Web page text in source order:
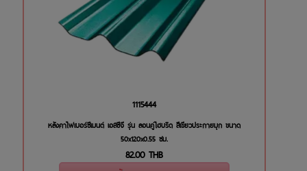
1115444
หลังคาไฟเบอร์ซีเมนต์ เอสซีจี รุ่น ลอนคู่ไฮบริด สีเขียวประกายมุก ขนาด
50x120x0.55 ซม.
82.00 THB